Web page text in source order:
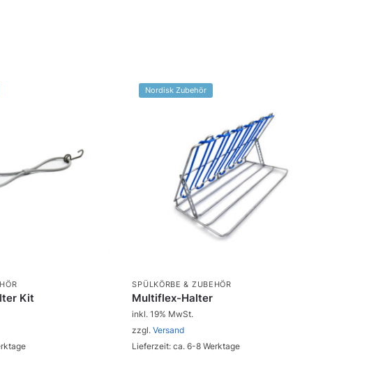
Kit
Nordisk Zubehör
SPÜLKÖRBE & ZUBEHÖR
Multiflex-Halter
inkl. 19% MwSt.
zzgl.Versand
Lieferzeit: ca. 6-8 Werktage